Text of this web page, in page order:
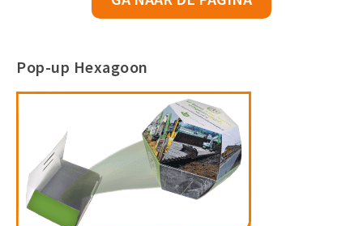
Pop-up Hexagoon